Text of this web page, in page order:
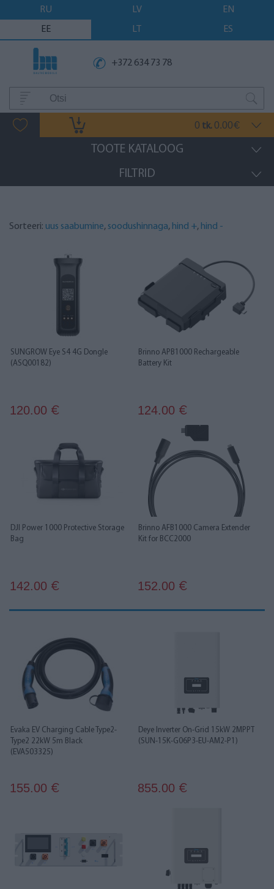
RU LV
EN
EE
LT ES
+372 634 73 78
0 tk. 0.00€
TOOTE KATALOOG
FILTRID
Sorteeri: uus saabumine, soodushinnaga, hind +, hind -
SUNGROW Eye S4 4G Dongle
(ASQ00182)
120.00 €
Brinno APB1000 Rechargeable
Battery Kit
124.00 €
DJI Power 1000 Protective Storage
Bag
142.00 €
Brinno AFB1000 Camera Extender
Kit for BCC2000
152.00 €
Evaka EV Charging Cable Type2-
Type2 22kW 5m Black
(EVA503325)
155.00 €
Deye Inverter On-Grid 15kW 2MPPT
(SUN-15K-G06P3-EU-AM2-P1)
855.00 €